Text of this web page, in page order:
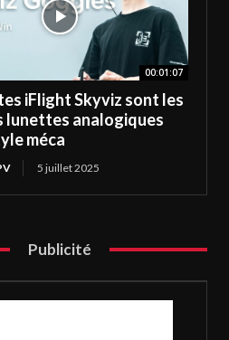
00:01:07
iFlight Skyviz sont les
lunettes analogiques
méca
5 juillet 2025
Publicité